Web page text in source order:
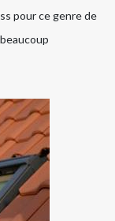
pour ce genre de